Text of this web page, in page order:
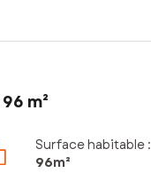
m²
Surface habitable :
96m²